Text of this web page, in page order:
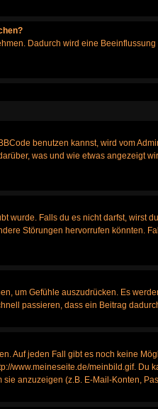
Dadurch wird eine
benutzen kannst, wird vom
was und wie etwas angezeigt
wurde. Falls du es nicht darfst, wirst
Störungen hervorrufen könnten.
um Gefühle auszudrücken. Es
passieren, dass ein Beitrag
Auf jeden Fall gibt es noch keine
www.meineseite.de/meinbild.gif.
anzuzeigen (z.B. E-Mail-Konten,